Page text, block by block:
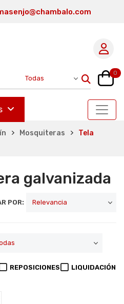
0
Mosquiteras
Tela
galvanizada
POR:
REPOSICIONES LIQUIDACIÓN